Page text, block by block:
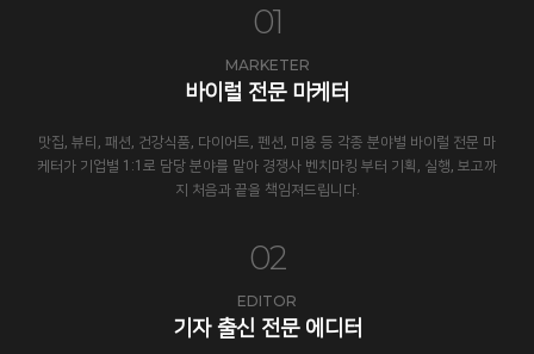
01
MARKETER
바이럴 전문 마케터
맛집, 뷰티, 패션, 건강식품, 다이어트, 펜션, 미용 등 각종 분야별 바이럴 전문 마
케터가 기업별 1:1로 담당 분야를 맡아 경쟁사 벤치마킹 부터 기획, 실행, 보고까
지 처음과 끝을 책임져드립니다.
02
EDITOR
기자 출신 전문 에디터